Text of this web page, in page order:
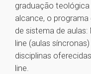
graduação teológica
alcance, o
de sistema de aulas:
line (aulas
disciplinas
line.